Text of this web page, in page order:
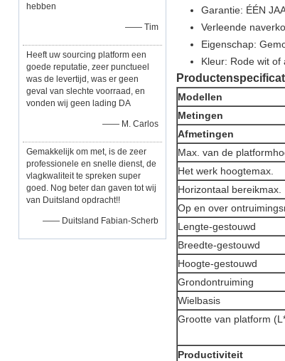
hebben
—— Tim
Heeft uw sourcing platform een
goede reputatie, zeer punctueel
was de levertijd, was er geen
geval van slechte voorraad, en
vonden wij geen lading DA
—— M. Carlos
Gemakkelijk om met, is de zeer
professionele en snelle dienst, de
vlagkwaliteit te spreken super
goed. Nog beter dan gaven tot wij
van Duitsland opdracht!!
—— Duitsland Fabian-Scherb
Garantie: ÉÉN
Verleende
Eigenschap:
Kleur: Rode wit of
Modellen
Metingen
Afmetingen
Max. van de
Het werk hoogtemax.
Horizontaal bereikmax.
Op en over
Lengte-gestouwd
Breedte-gestouwd
Hoogte-gestouwd
Grondontruiming
Wielbasis
Grootte van platform
Productiviteit